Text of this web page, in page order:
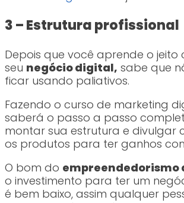
3 – Estrutura profissional
Depois que você aprende o jeito
seu negócio digital, sabe que
ficar usando paliativos.
Fazendo o curso de marketing
saberá o passo a passo
montar sua estrutura e divulgar
os produtos para ter ganhos
O bom do empreendedorismo
o investimento para ter um
é bem baixo, assim qualquer